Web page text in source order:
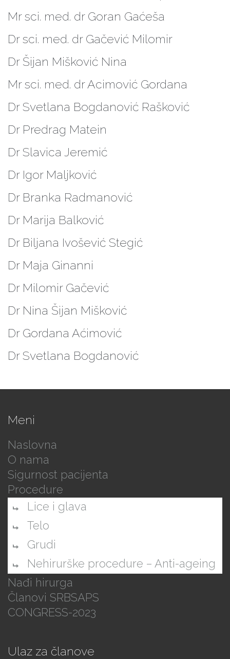
Mr sci. med. dr Goran Gaćeša
Dr sci. med. dr Gačević Milomir
Dr Šijan Mišković Nina
Mr sci. med. dr Acimović Gordana
Dr Svetlana Bogdanović Rašković
Dr Predrag Matein
Dr Slavica Jeremić
Dr Igor Maljković
Dr Branka Radmanović
Dr Marija Balković
Dr Biljana Ivošević Stegić
Dr Maja Ginanni
Dr Milomir Gačević
Dr Nina Šijan Mišković
Dr Gordana Aćimović
Dr Svetlana Bogdanović
Meni
Naslovna
O nama
Sigurnost pacijenta
Procedure
Lice i glava
Telo
Grudi
Nehirurške procedure – Anti-ageing
Nađi hirurga
Članovi SRBSAPS
CONGRESS-2023
Ulaz za članove